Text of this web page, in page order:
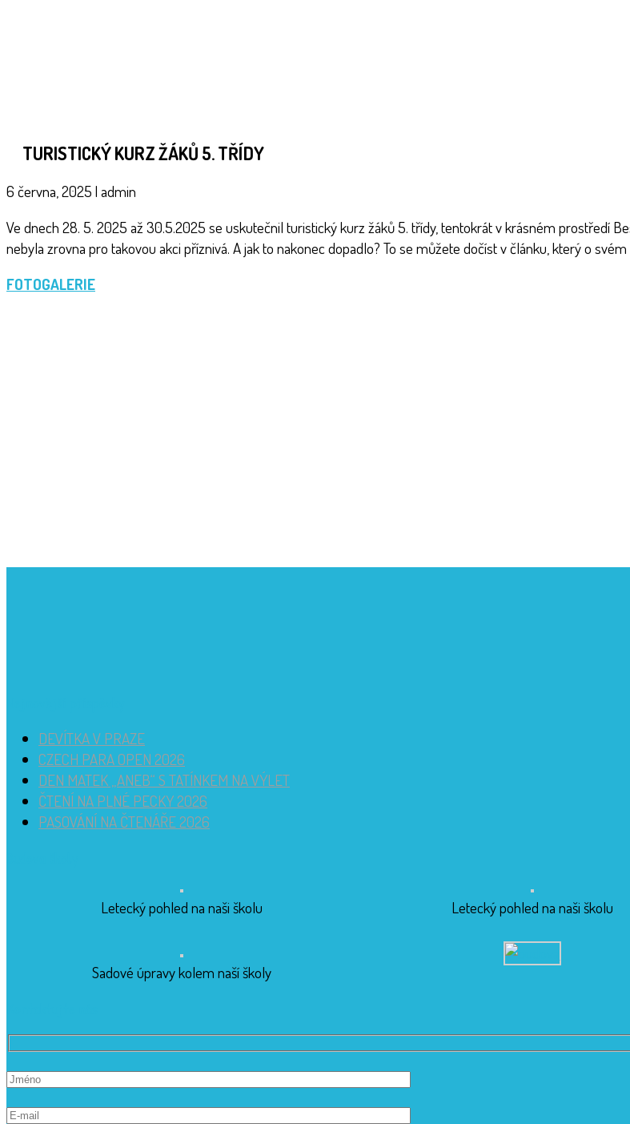
TURISTICKÝ KURZ ŽÁKŮ 5. TŘÍDY
6 června, 2025 | admin
Ve dnech 28. 5. 2025 až 30.5.2025 se uskutečnil turistický kurz žáků 5. třídy, tentokrát v krásném prostředí
nebyla zrovna pro takovou akci příznivá. A jak to nakonec dopadlo? To se můžete dočíst v článku, který o
FOTOGALERIE
DEVÍTKA V PRAZE
CZECH PARA OPEN 2026
DEN MATEK „ANEB“ S TATÍNKEM NA VÝLET
ČTENÍ NA PLNÉ PECKY 2026
PASOVÁNÍ NA ČTENÁŘE 2026
Letecký pohled na naši školu Letecký pohled na naši školu
Sadové úpravy kolem naší školy